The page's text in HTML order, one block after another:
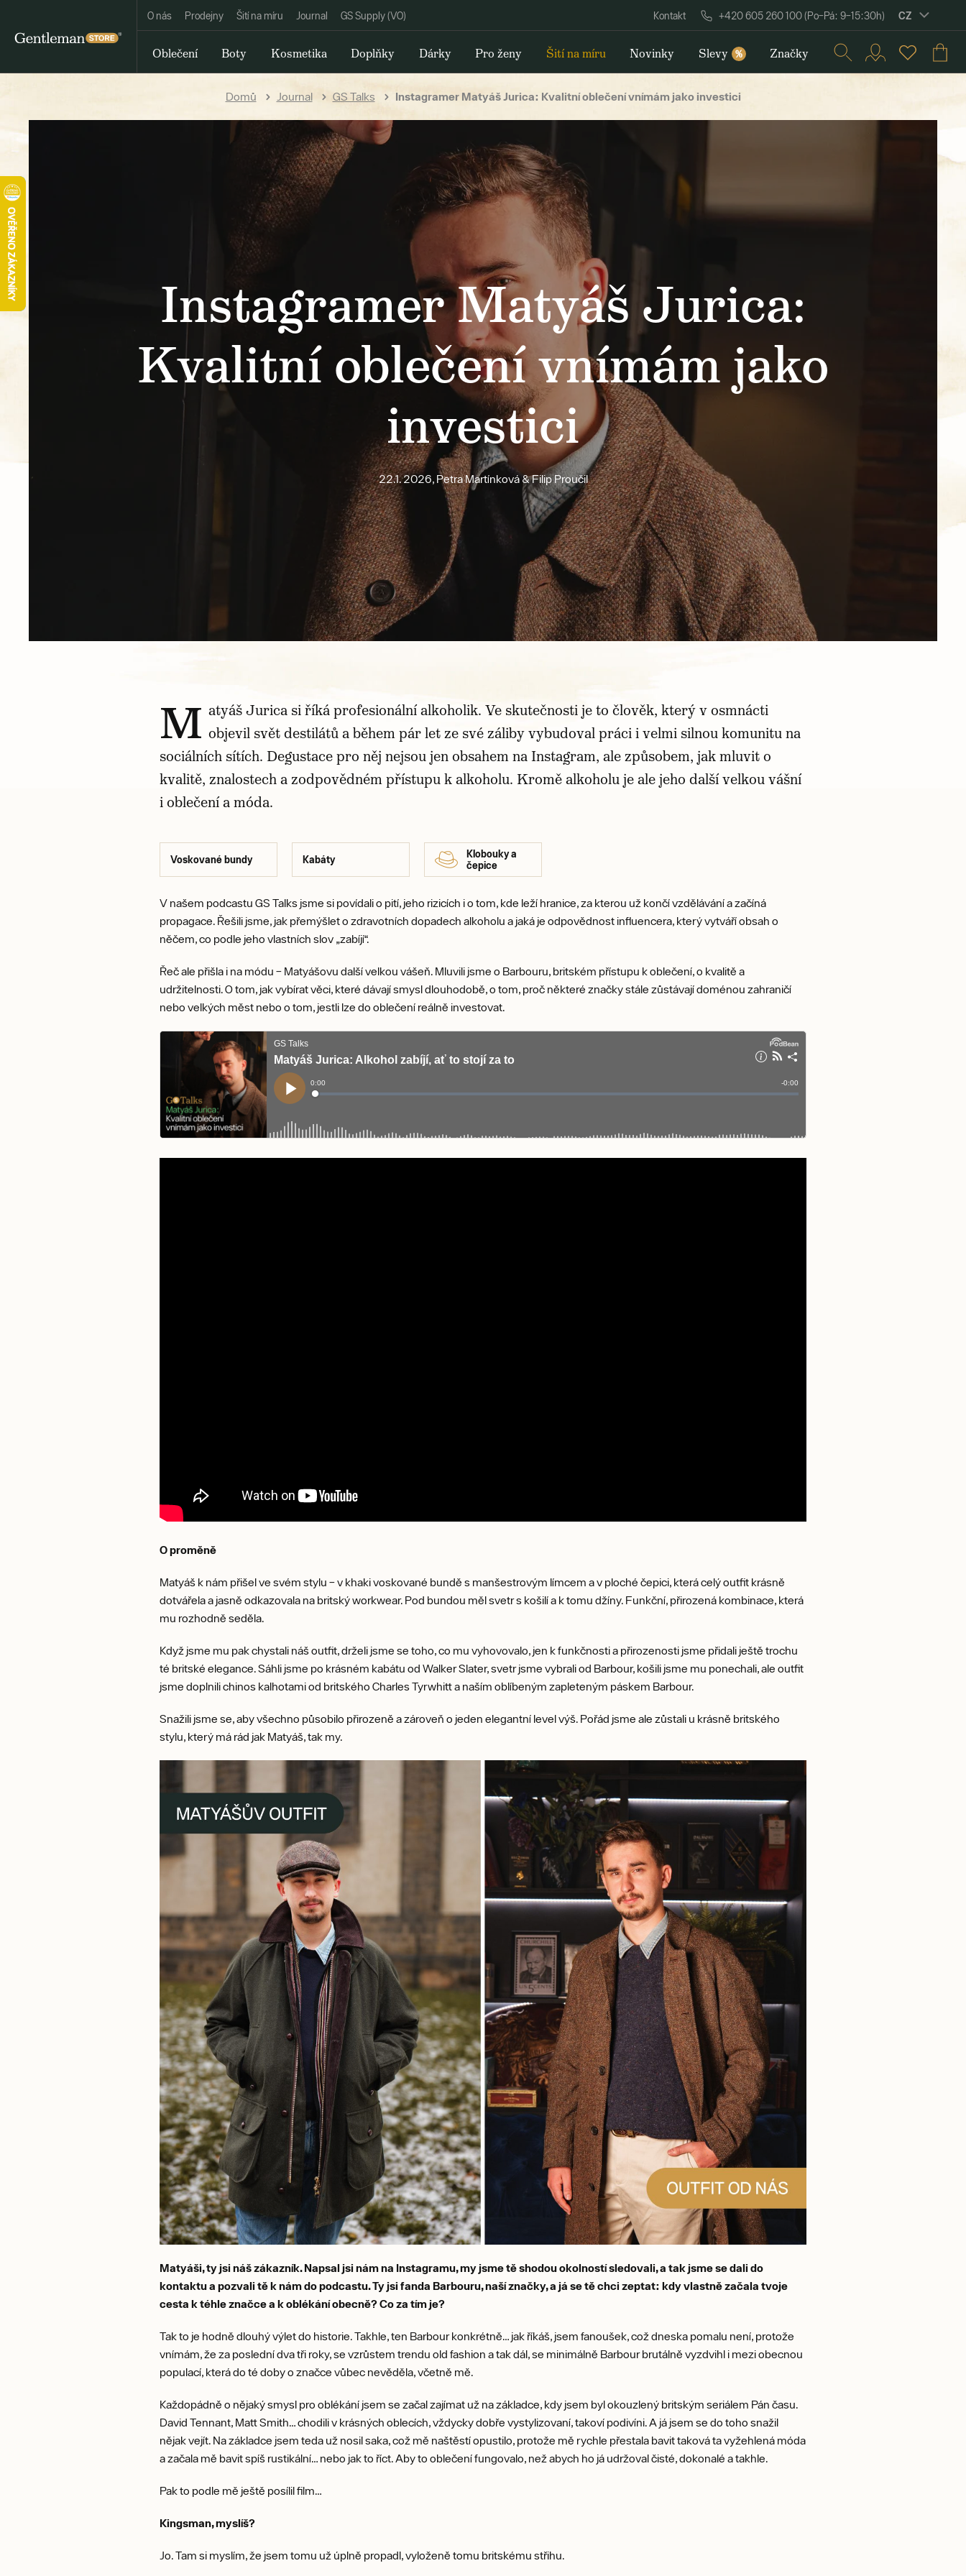
O nás Prodejny Šití na míru Journal GS Supply (VO) Kontakt +420 605 260 100 (Po–Pá: 9–15:30h) CZ
Oblečení Boty Kosmetika Doplňky Dárky Pro ženy Šití na míru Novinky Slevy % Značky
Domů Journal GS Talks Instagramer Matyáš Jurica: Kvalitní oblečení vnímám jako investici
Instagramer Matyáš Jurica:
Kvalitní oblečení vnímám jako
investici
22.1. 2026, Petra Martínková & Filip Proučil
M atyáš Jurica si říká profesionální alkoholik. Ve skutečnosti je to člověk, který v osmnácti
objevil svět destilátů a během pár let ze své záliby vybudoval práci i velmi silnou komunitu na
sociálních sítích. Degustace pro něj nejsou jen obsahem na Instagram, ale způsobem, jak mluvit o
kvalitě, znalostech a zodpovědném přístupu k alkoholu. Kromě alkoholu je ale jeho další velkou vášní
i oblečení a móda.
Voskované bundy Kabáty
Klobouky a
čepice
V našem podcastu GS Talks jsme si povídali o pití, jeho rizicích i o tom, kde leží hranice, za kterou už končí vzdělávání a začíná
propagace. Řešili jsme, jak přemýšlet o zdravotních dopadech alkoholu a jaká je odpovědnost influencera, který vytváří obsah o
něčem, co podle jeho vlastních slov „zabíjí“.
Řeč ale přišla i na módu – Matyášovu další velkou vášeň. Mluvili jsme o Barbouru, britském přístupu k oblečení, o kvalitě a
udržitelnosti. O tom, jak vybírat věci, které dávají smysl dlouhodobě, o tom, proč některé značky stále zůstávají doménou zahraničí
nebo velkých měst nebo o tom, jestli lze do oblečení reálně investovat.
O proměně
Matyáš k nám přišel ve svém stylu – v khaki voskované bundě s manšestrovým límcem a v ploché čepici, která celý outfit krásně
dotvářela a jasně odkazovala na britský workwear. Pod bundou měl svetr s košilí a k tomu džíny. Funkční, přirozená kombinace, která
mu rozhodně seděla.
Když jsme mu pak chystali náš outfit, drželi jsme se toho, co mu vyhovovalo, jen k funkčnosti a přirozenosti jsme přidali ještě trochu
té britské elegance. Sáhli jsme po krásném kabátu od Walker Slater, svetr jsme vybrali od Barbour, košili jsme mu ponechali, ale outfit
jsme doplnili chinos kalhotami od britského Charles Tyrwhitt a naším oblíbeným zapleteným páskem Barbour.
Snažili jsme se, aby všechno působilo přirozeně a zároveň o jeden elegantní level výš. Pořád jsme ale zůstali u krásně britského
stylu, který má rád jak Matyáš, tak my.
Matyáši, ty jsi náš zákazník. Napsal jsi nám na Instagramu, my jsme tě shodou okolností sledovali, a tak jsme se dali do
kontaktu a pozvali tě k nám do podcastu. Ty jsi fanda Barbouru, naší značky, a já se tě chci zeptat: kdy vlastně začala tvoje
cesta k téhle značce a k oblékání obecně? Co za tím je?
Tak to je hodně dlouhý výlet do historie. Takhle, ten Barbour konkrétně… jak říkáš, jsem fanoušek, což dneska pomalu není, protože
vnímám, že za poslední dva tři roky, se vzrůstem trendu old fashion a tak dál, se minimálně Barbour brutálně vyzdvihl i mezi obecnou
populací, která do té doby o značce vůbec nevěděla, včetně mě.
Každopádně o nějaký smysl pro oblékání jsem se začal zajímat už na základce, kdy jsem byl okouzlený britským seriálem Pán času.
David Tennant, Matt Smith… chodili v krásných oblecích, vždycky dobře vystylizovaní, takoví podivíni. A já jsem se do toho snažil
nějak vejít. Na základce jsem teda už nosil saka, což mě naštěstí opustilo, protože mě rychle přestala bavit taková ta vyžehlená móda
a začala mě bavit spíš rustikální… nebo jak to říct. Aby to oblečení fungovalo, než abych ho já udržoval čisté, dokonalé a takhle.
Pak to podle mě ještě posílil film…
Kingsman, myslíš?
Jo. Tam si myslím, že jsem tomu už úplně propadl, vyloženě tomu britskému střihu.